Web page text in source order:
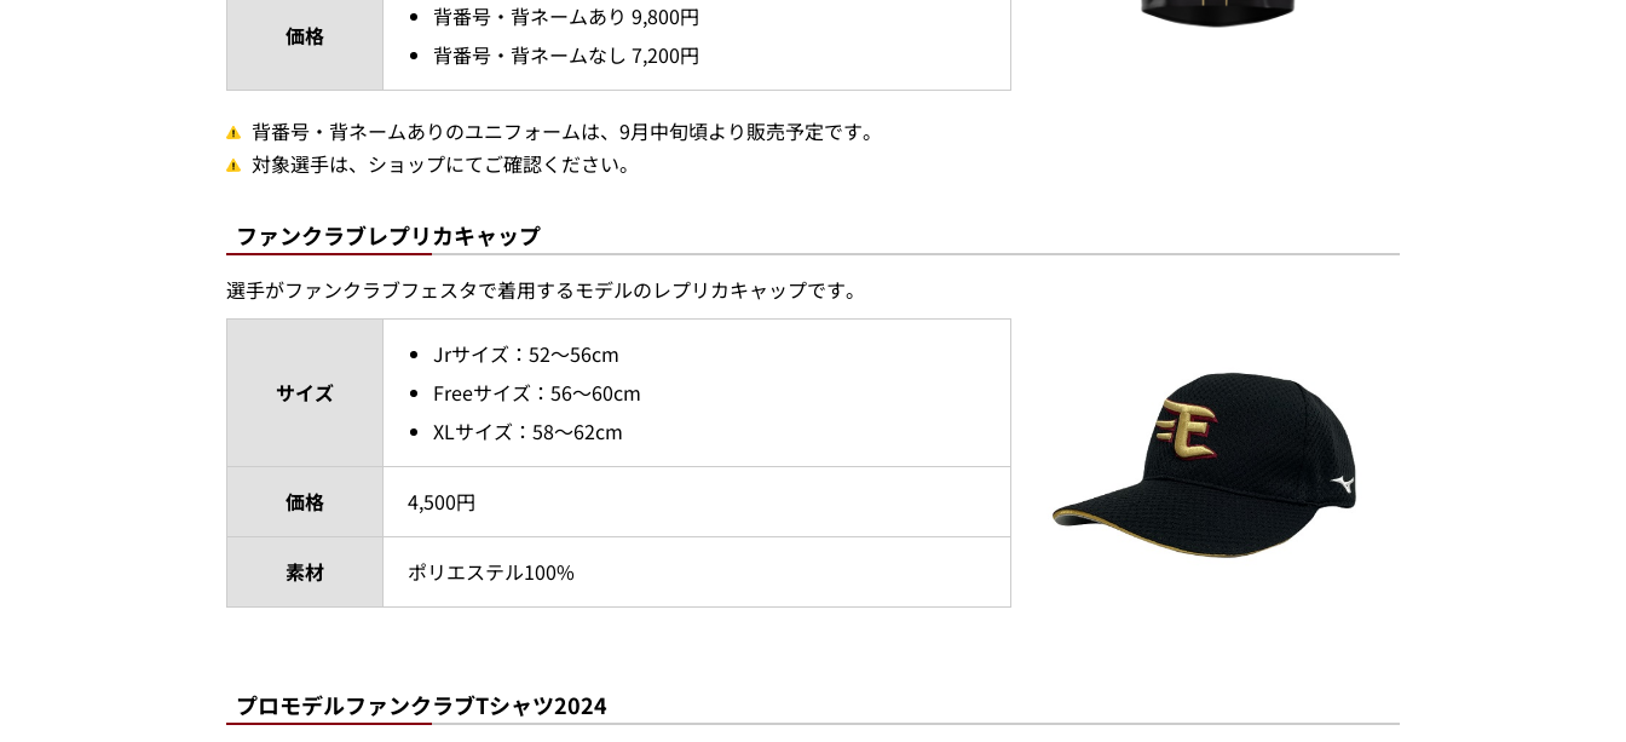
価格
背番号・背ネームあり 9,800円
背番号・背ネームなし 7,200円
背番号・背ネームありのユニフォームは、9月中旬頃より販売予定です。
対象選手は、ショップにてご確認ください。
ファンクラブレプリカキャップ
選手がファンクラブフェスタで着用するモデルのレプリカキャップです。
サイズ
Jrサイズ：52～56cm
Freeサイズ：56～60cm
XLサイズ：58～62cm
価格 4,500円
素材 ポリエステル100%
プロモデルファンクラブTシャツ2024